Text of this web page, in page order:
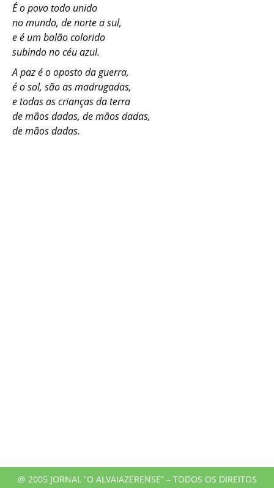
É o povo todo unido
no mundo, de norte a sul,
e é um balão colorido
subindo no céu azul.
A paz é o oposto da guerra,
é o sol, são as madrugadas,
e todas as crianças da terra
de mãos dadas, de mãos dadas,
de mãos dadas.
@ 2005 JORNAL “O ALVAIAZERENSE” – TODOS OS DIREITOS